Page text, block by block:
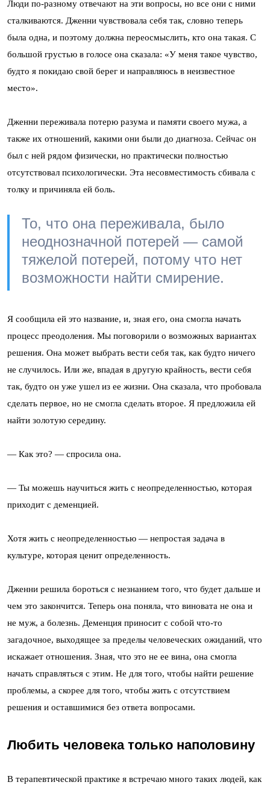
Люди по-разному отвечают на эти вопросы, но все они с ними
сталкиваются. Дженни чувствовала себя так, словно теперь
была одна, и поэтому должна переосмыслить, кто она такая. С
большой грустью в голосе она сказала: «У меня такое чувство,
будто я покидаю свой берег и направляюсь в неизвестное
место».
Дженни переживала потерю разума и памяти своего мужа, а
также их отношений, какими они были до диагноза. Сейчас он
был с ней рядом физически, но практически полностью
отсутствовал психологически. Эта несовместимость сбивала с
толку и причиняла ей боль.
То, что она переживала, было
неоднозначной потерей — самой
тяжелой потерей, потому что нет
возможности найти смирение.
Я сообщила ей это название, и, зная его, она смогла начать
процесс преодоления. Мы поговорили о возможных вариантах
решения. Она может выбрать вести себя так, как будто ничего
не случилось. Или же, впадая в другую крайность, вести себя
так, будто он уже ушел из ее жизни. Она сказала, что пробовала
сделать первое, но не смогла сделать второе. Я предложила ей
найти золотую середину.
— Как это? — спросила она.
— Ты можешь научиться жить с неопределенностью, которая
приходит с деменцией.
Хотя жить с неопределенностью — непростая задача в
культуре, которая ценит определенность.
Дженни решила бороться с незнанием того, что будет дальше и
чем это закончится. Теперь она поняла, что виновата не она и
не муж, а болезнь. Деменция приносит с собой что-то
загадочное, выходящее за пределы человеческих ожиданий, что
искажает отношения. Зная, что это не ее вина, она смогла
начать справляться с этим. Не для того, чтобы найти решение
проблемы, а скорее для того, чтобы жить с отсутствием
решения и оставшимися без ответа вопросами.
Любить человека только наполовину
В терапевтической практике я встречаю много таких людей, как